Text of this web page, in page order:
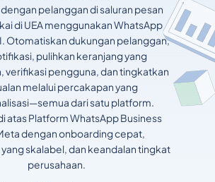
pelanggan di saluran pesan
di UEA menggunakan WhatsApp
Otomatiskan dukungan pelanggan,
pulihkan keranjang yang
verifikasi pengguna, dan tingkatkan
melalui percakapan yang
dari satu platform.
atas Platform WhatsApp Business
dengan onboarding cepat,
skalabel, dan keandalan tingkat
perusahaan.